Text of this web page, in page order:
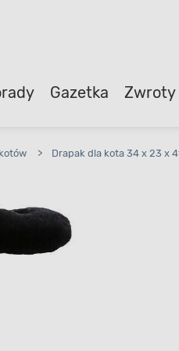
Gazetka Zwroty
> Drapak dla kota 34 x 23 x